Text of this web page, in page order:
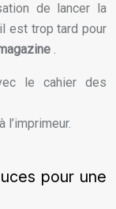
de lancer la
est trop tard pour
.
le cahier des
pour une